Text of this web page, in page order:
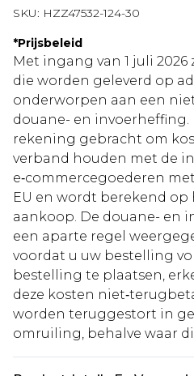
SKU: HZZ47532-124-30
*Prijsbeleid
Met ingang van 1 juli
die worden geleverd op
onderworpen aan een
douane- en
rekening gebracht om
verband houden met de
e‑commercegoederen
EU en wordt berekend
aankoop. De douane- en
een aparte regel
voordat u uw bestelling
bestelling te plaatsen,
deze kosten
worden teruggestort in
omruiling, behalve waar